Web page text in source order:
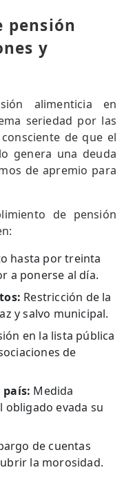
y
alimenticia en
seriedad por las
de que el
genera una deuda
de apremio para
de pensión
hasta por treinta
a ponerse al día.
Restricción de la
y salvo municipal.
en la lista pública
de
país: Medida
obligado evada su
de cuentas
la morosidad.